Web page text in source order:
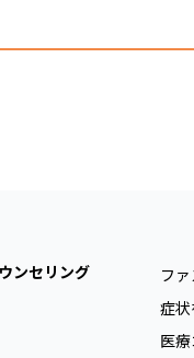
ンセリング
フ
症
医